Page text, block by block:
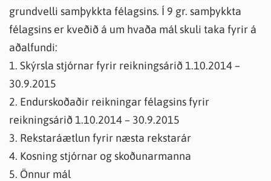
grundvelli samþykkta félagsins. Í 9 gr. samþykkta
félagsins er kveðið á um hvaða mál skuli taka fyrir á
aðalfundi:
1. Skýrsla stjórnar fyrir reikningsárið 1.10.2014 –
30.9.2015
2. Endurskoðaðir reikningar félagsins fyrir
reikningsárið 1.10.2014 – 30.9.2015
3. Rekstaráætlun fyrir næsta rekstarár
4. Kosning stjórnar og skoðunarmanna
5. Önnur mál